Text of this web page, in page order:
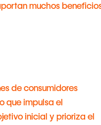
muchos
de consumidores
que impulsa el
inicial y prioriza el